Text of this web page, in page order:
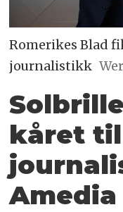
Romerikes Blad
journalistikk
kåret
Amedia